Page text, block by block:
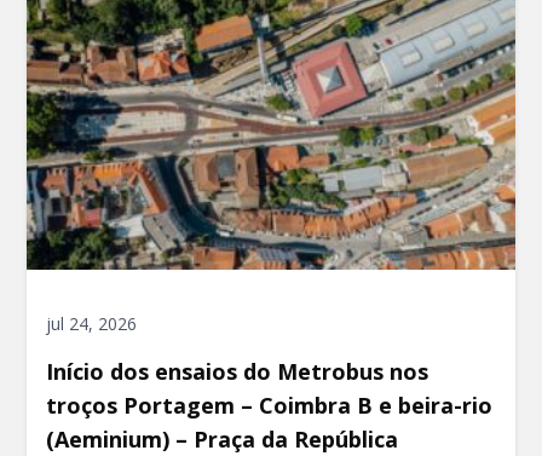
jul 24, 2026
Início dos ensaios do Metrobus nos
troços Portagem – Coimbra B e beira-rio
(Aeminium) – Praça da República